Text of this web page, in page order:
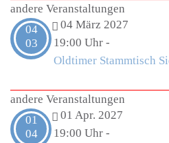
andere Veranstaltungen
04
03
04 März 2027
19:00 Uhr -
Oldtimer Stammtisch
andere Veranstaltungen
01
04
01 Apr. 2027
19:00 Uhr -